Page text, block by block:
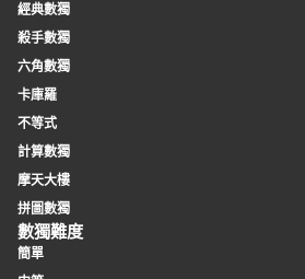
經典數獨
殺手數獨
六角數獨
卡庫羅
不等式
計算數獨
摩天大樓
拼圖數獨
數獨難度
簡單